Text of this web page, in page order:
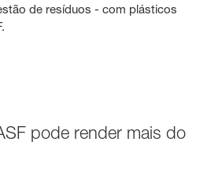
de resíduos - com plásticos
pode render mais do